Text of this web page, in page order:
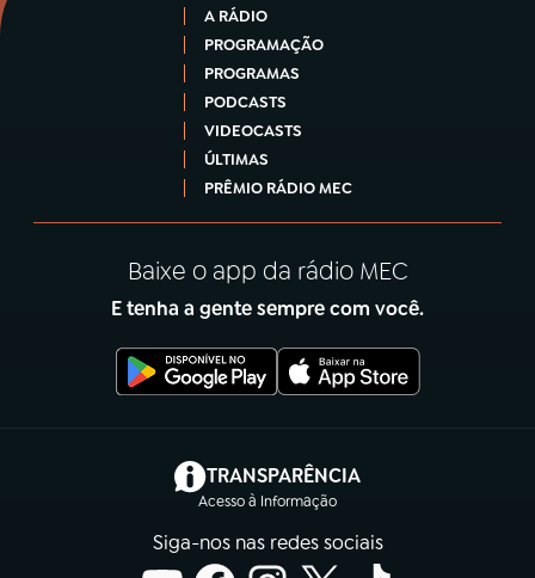
A RÁDIO
PROGRAMAÇÃO
PROGRAMAS
PODCASTS
VIDEOCASTS
ÚLTIMAS
PRÊMIO RÁDIO MEC
Baixe o app da rádio MEC
E tenha a gente sempre com você.
TRANSPARÊNCIA
Acesso à Informação
(abre em nova aba)
Siga-nos nas redes sociais